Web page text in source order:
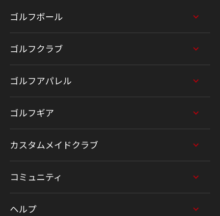
ゴルフボール
ゴルフクラブ
ゴルフアパレル
ゴルフギア
カスタムメイドクラブ
コミュニティ
ヘルプ